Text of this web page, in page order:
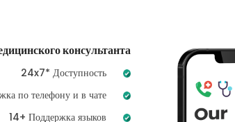
консультанта
24x7* Доступность
по телефону и в чате
14+ Поддержка языков